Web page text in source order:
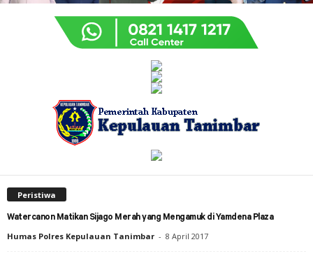
Peristiwa
Watercanon Matikan Sijago Merah yang Mengamuk di Yamdena Plaza
Humas Polres Kepulauan Tanimbar - 8 April 2017